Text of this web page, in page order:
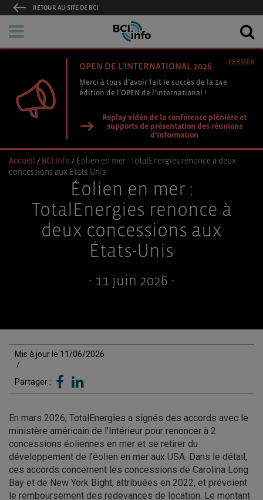
RETOUR AU SITE DE BCI
OPEN DE L'INTERNATIONAL 2026
Merci à tous d’avoir fait le succès de la 14e
édition de l’OPEN de l’international !
Replay vidéo de la conférence plénière et
supports de présentation des réunions
d'information
FERMER
Accueil / BCI info / Éolien en mer : TotalEnergies renonce à deux
concessions aux États-Unis
Éolien en mer :
TotalEnergies renonce à
deux concessions aux
États-Unis
- 11 juin 2026 -
Mis à jour le 11/06/2026
/
Partager :
En mars 2026, TotalEnergies a signés des accords avec le
ministère américain de l’Intérieur pour renoncer à 2
concessions éoliennes en mer et se retirer du
développement de l’éolien en mer aux USA. Dans le détail,
ces accords concernent les concessions de Carolina Long
Bay et de New York Bight, attribuées en 2022, et prévoient
le remboursement des redevances de location. Le montant